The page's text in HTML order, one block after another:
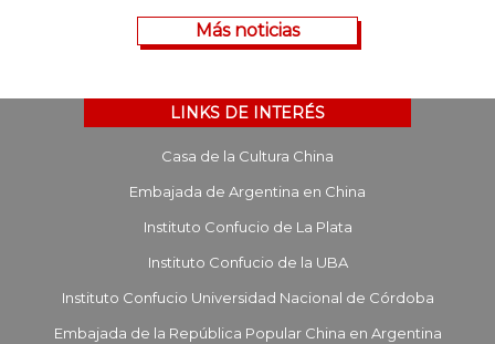
Más noticias
LINKS DE INTERÉS
Casa de la Cultura China
Embajada de Argentina en China
Instituto Confucio de La Plata
Instituto Confucio de la UBA
Instituto Confucio Universidad Nacional de Córdoba
Embajada de la República Popular China en Argentina